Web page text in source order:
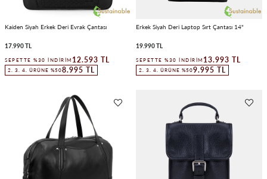
Kaiden Siyah Erkek Deri Evrak Çantası
17.990 TL
SEPETTE %30 İNDIRIM 12.593 TL
2. 3. 4. ÜRÜNE %508.995 TL
Erkek Siyah Deri Laptop Sırt Çantası 14"
19.990 TL
SEPETTE %30 İNDIRIM 13.993 TL
2. 3. 4. ÜRÜNE %509.995 TL